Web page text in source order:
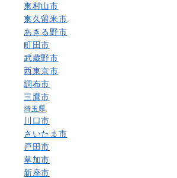
東村山市
東久留米市
あきる野市
町田市
武蔵野市
西東京市
調布市
三鷹市
埼玉県
川口市
さいたま市
戸田市
草加市
新座市